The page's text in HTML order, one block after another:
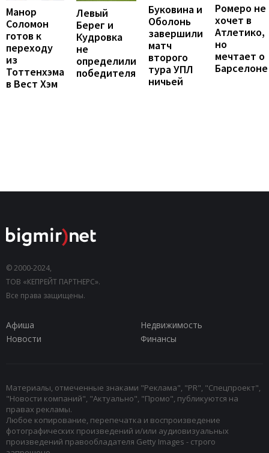
Манор
Соломон
готов к
переходу
из
Тоттенхэма
в Вест Хэм
Левый
Берег и
Кудровка
не
определили
победителя
Буковина и
Оболонь
завершили
матч
второго
тура УПЛ
ничьей
Ромеро не
хочет в
Атлетико,
но
мечтает о
Барселоне
© 2000-2024,
ТОВ «КЕПРЕЙТ ПАРТНЕРС».
Все права защищены.
Афиша
Недвижимость
Новости
Финансы
Материалы, отмеченные знаками "Реклама", "PR", "Спецпроект",
"Новости компаний", "Актуально", "Промо", публикуются на
правах рекламы.
Любое копирование, перепечатка и воспроизведение
фотографических произведений и/или аудиовизуальных
произведений правообладателя Getty Images - строго